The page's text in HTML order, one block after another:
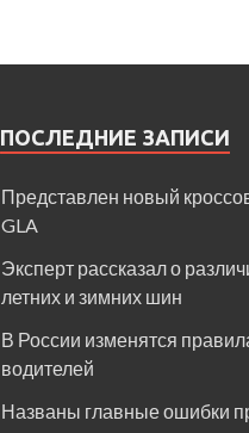
ПОСЛЕДНИЕ ЗАПИСИ
Представлен новый
GLA
Эксперт рассказал о
летних и зимних шин
В России изменятся
водителей
Названы главные ошибки